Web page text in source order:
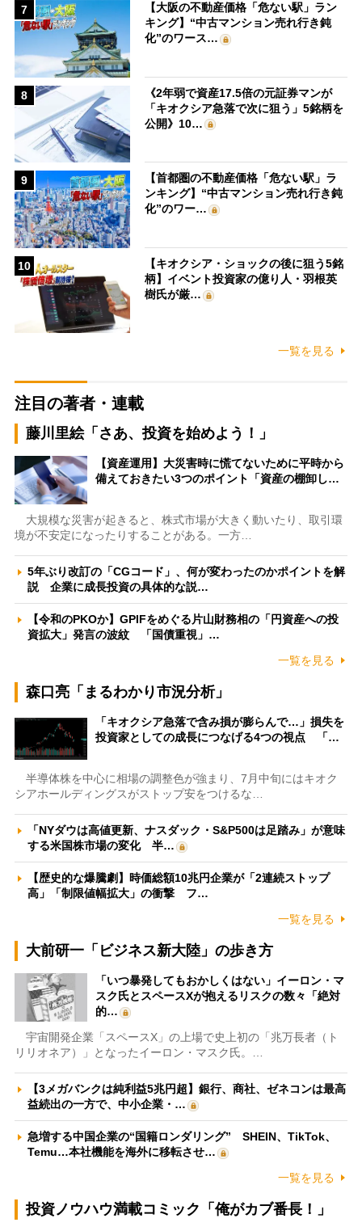
7
【大阪の不動産価格「危ない駅」ラン
キング】“中古マンション売れ行き鈍
化”のワース…
8
《2年弱で資産17.5倍の元証券マンが
「キオクシア急落で次に狙う」5銘柄を
公開》10…
9
【首都圏の不動産価格「危ない駅」ラ
ンキング】“中古マンション売れ行き鈍
化”のワー…
10
【キオクシア・ショックの後に狙う5銘
柄】イベント投資家の億り人・羽根英
樹氏が厳…
一覧を見る
注目の著者・連載
藤川里絵「さあ、投資を始めよう！」
【資産運用】大災害時に慌てないために平時から
備えておきたい3つのポイント「資産の棚卸し…
大規模な災害が起きると、株式市場が大きく動いたり、取引環
境が不安定になったりすることがある。一方…
5年ぶり改訂の「CGコード」、何が変わったのかポイントを解
説 企業に成長投資の具体的な説…
【令和のPKOか】GPIFをめぐる片山財務相の「円資産への投
資拡大」発言の波紋 「国債重視」…
一覧を見る
森口亮「まるわかり市況分析」
「キオクシア急落で含み損が膨らんで…」損失を
投資家としての成長につなげる4つの視点 「…
半導体株を中心に相場の調整色が強まり、7月中旬にはキオク
シアホールディングスがストップ安をつけるな…
「NYダウは高値更新、ナスダック・S&P500は足踏み」が意味
する米国株市場の変化 半…
【歴史的な爆騰劇】時価総額10兆円企業が「2連続ストップ
高」「制限値幅拡大」の衝撃 フ…
一覧を見る
大前研一「ビジネス新大陸」の歩き方
「いつ暴発してもおかしくはない」イーロン・マ
スク氏とスペースXが抱えるリスクの数々「絶対
的…
宇宙開発企業「スペースX」の上場で史上初の「兆万長者（ト
リリオネア）」となったイーロン・マスク氏。…
【3メガバンクは純利益5兆円超】銀行、商社、ゼネコンは最高
益続出の一方で、中小企業・…
急増する中国企業の“国籍ロンダリング” SHEIN、TikTok、
Temu…本社機能を海外に移転させ…
一覧を見る
投資ノウハウ満載コミック「俺がカブ番長！」